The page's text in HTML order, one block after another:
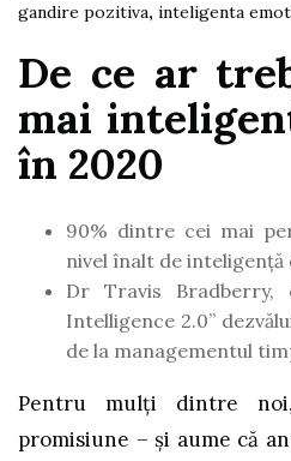
gandire pozitiva, inteligenta
De ce ar
mai
în 2020
90% dintre cei mai
nivel înalt de inteligență
Dr Travis Bradberry,
Intelligence 2.0”
de la managementul
Pentru mulți dintre
promisiune – și aume că